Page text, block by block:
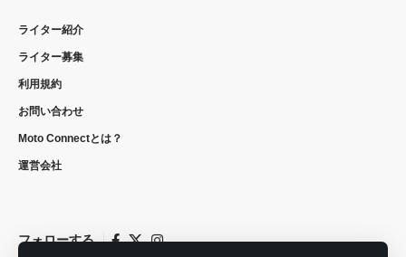
ライター紹介
ライター募集
利用規約
お問い合わせ
Moto Connectとは？
運営会社
フォローする